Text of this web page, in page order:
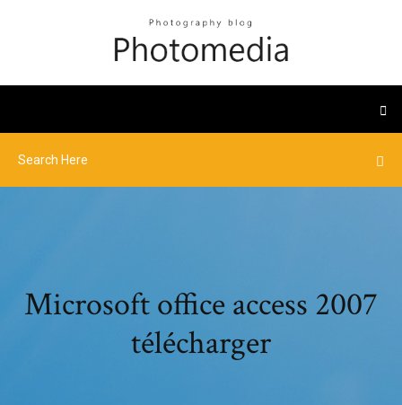
Microsoft office access 2007
télécharger